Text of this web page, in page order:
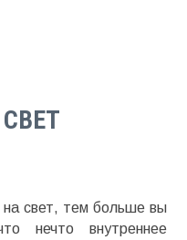
свет, тем больше вы
нечто внутреннее